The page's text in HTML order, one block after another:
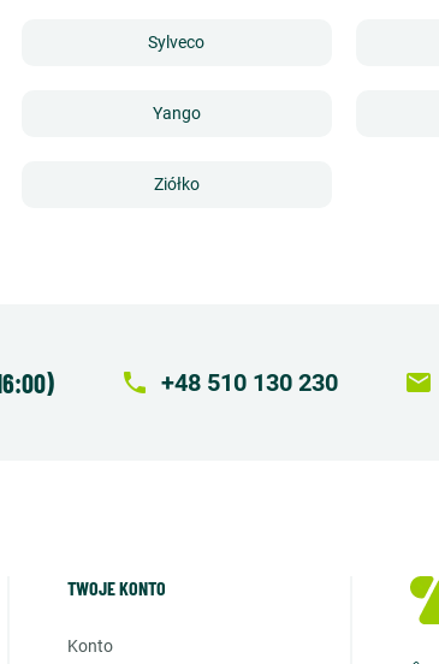
Sylveco
Yango
Ziółko
local_phone +48 510 130 230 email
TWOJE KONTO
konto